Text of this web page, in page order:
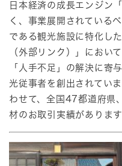
日本経済の成長エンジン
く、事業展開されている
である観光施設に特化し
（外部リンク）」におい
「人手不足」の解決に寄
光従事者を創出されてい
わせて、全国47都道府県
材のお取引実績があります